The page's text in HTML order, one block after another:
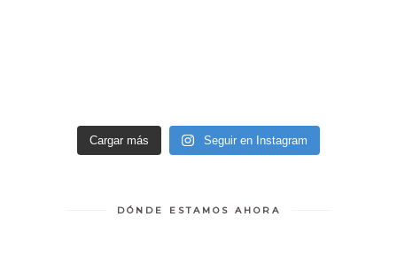
Cargar más Seguir en Instagram
DÓNDE ESTAMOS AHORA